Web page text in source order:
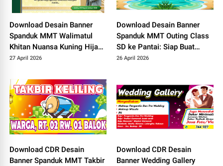
Download Desain Banner
Spanduk MMT Walimatul
Khitan Nuansa Kuning Hijau
Siap Edit di CorelDRAW X7
27 April 2026
Download Desain Banner
Spanduk MMT Outing Class
SD ke Pantai: Siap Buat
Healing dan Rekreasi!
26 April 2026
Download CDR Desain
Banner Spanduk MMT Takbir
Download CDR Desain
Banner Wedding Gallery